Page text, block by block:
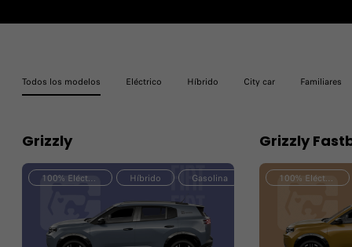
Todos los modelos Eléctrico Híbrido City car Familiares
Grizzly
100% Eléctrico Híbrido Gasolina
Grizzly
100% Eléctrico